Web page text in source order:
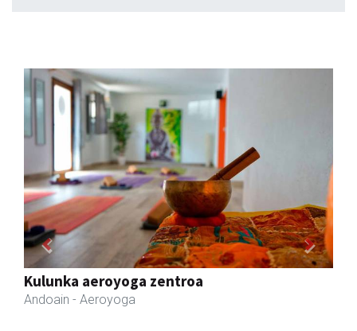
Kulunka aeroyoga zentroa
Andoain - Aeroyoga
Previous Next